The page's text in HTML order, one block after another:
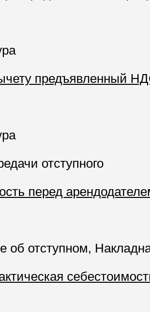
предъявленный
отступного
перед
об отступном,